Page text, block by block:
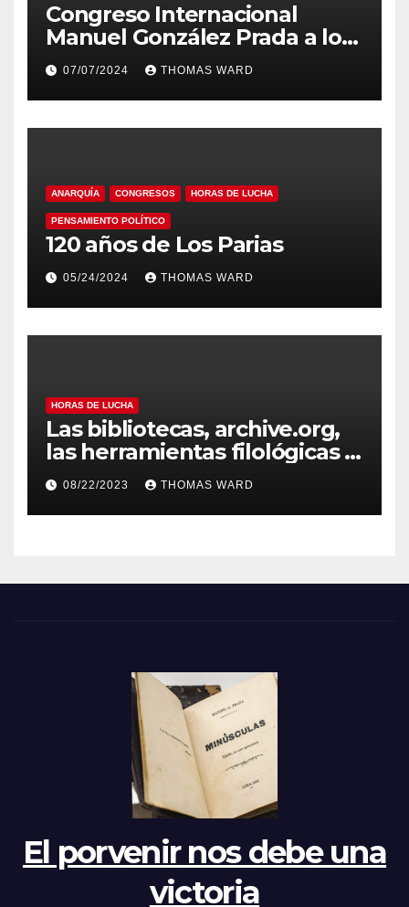
Congreso Internacional
Manuel González Prada a los
180 años en la Academia
Peruana de la Lengua
07/07/2024 THOMAS WARD
ANARQUÍA CONGRESOS HORAS DE LUCHA
PENSAMIENTO POLÍTICO
120 años de Los Parias
05/24/2024 THOMAS WARD
HORAS DE LUCHA
Las bibliotecas, archive.org,
las herramientas filológicas y
Horas de lucha
08/22/2023 THOMAS WARD
El porvenir nos debe una
victoria